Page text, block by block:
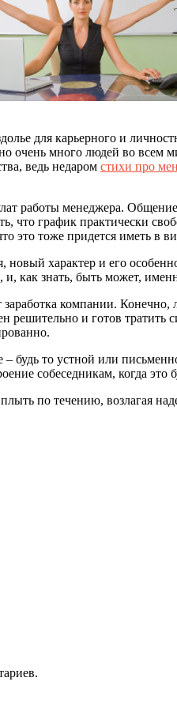
для карьерного и
очень много людей во всем
ведь недаром стихи про
работы менеджера.
что график практически
это тоже придется иметь в
характер и его
как знать, быть может,
компании.
решительно и готов
то устной или
собеседникам, когда это
по течению, возлагая